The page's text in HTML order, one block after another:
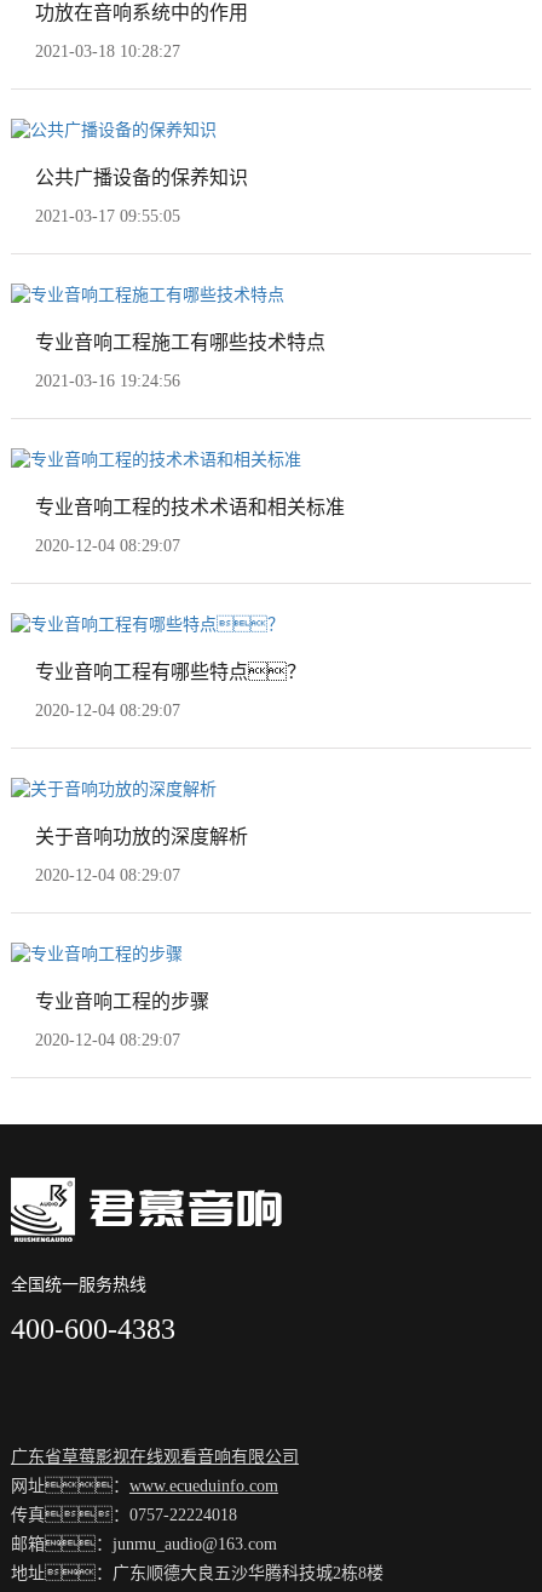
功放在音响系统中的作用
2021-03-18 10:28:27
公共广播设备的保养知识
2021-03-17 09:55:05
专业音响工程施工有哪些技术特点
2021-03-16 19:24:56
专业音响工程的技术术语和相关标准
2020-12-04 08:29:07
专业音响工程有哪些特点？
2020-12-04 08:29:07
关于音响功放的深度解析
2020-12-04 08:29:07
专业音响工程的步骤
2020-12-04 08:29:07
全国统一服务热线
400-600-4383
广东省草莓影视在线观看音响有限公司
网址： www.ecueduinfo.com
传真：0757-22224018
邮箱：junmu_audio@163.com
地址：广东顺德大良五沙华腾科技城2栋8楼